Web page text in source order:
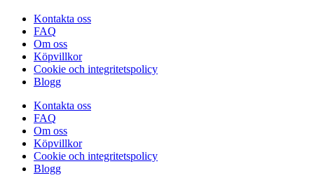
Kontakta oss
FAQ
Om oss
Köpvillkor
Cookie och integritetspolicy
Blogg
Kontakta oss
FAQ
Om oss
Köpvillkor
Cookie och integritetspolicy
Blogg